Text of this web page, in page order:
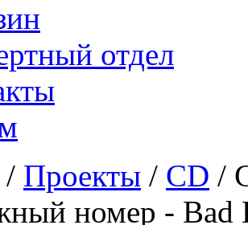
отдел
/ Проекты / CD /
номер - Bad